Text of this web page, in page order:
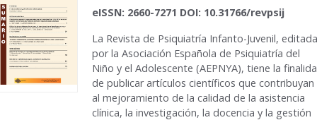
eISSN: 2660-7271 DOI: 10.31766/revpsij
La Revista de Psiquiatría Infanto-Juvenil, editada
por la Asociación Española de Psiquiatría del
Niño y el Adolescente (AEPNYA), tiene la
de publicar artículos científicos que contribuyan
al mejoramiento de la calidad de la asistencia
clínica, la investigación, la docencia y la gestión